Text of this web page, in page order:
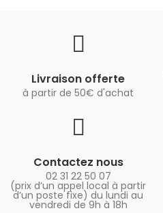
Livraison offerte
à partir de 50€ d'achat
Contactez nous
02 31 22 50 07
(prix d’un appel local à partir
d’un poste fixe) du lundi au
vendredi de 9h à 18h